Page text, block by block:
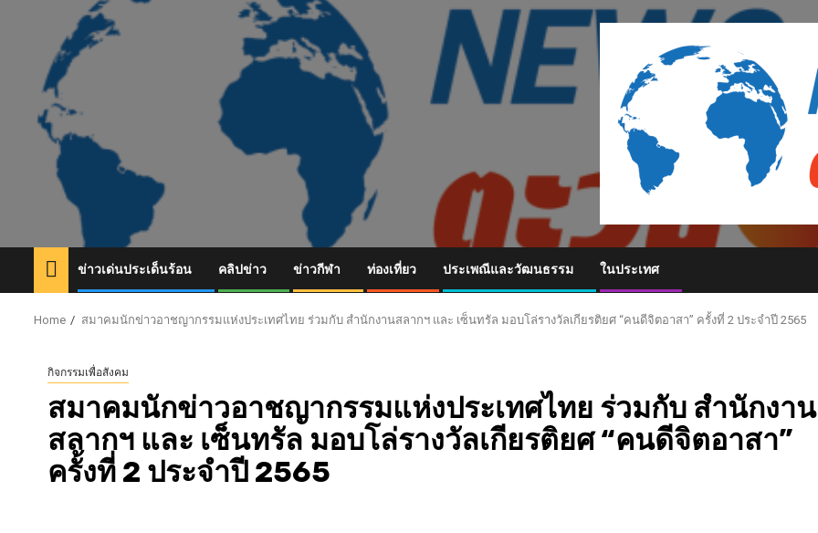
ข่าวเด่นประเด็นร้อน คลิปข่าว ข่าวกีฬา ท่องเที่ยว ประเพณีและวัฒนธรรม ในประเทศ
Home สมาคมนักข่าวอาชญากรรมแห่งประเทศไทย ร่วมกับ สำนักงานสลากฯ และ เซ็นทรัล มอบโล่รางวัลเกียรติยศ “คนดีจิตอาสา” ครั้งที่ 2 ประจำปี 2565
กิจกรรมเพื่อสังคม
สมาคมนักข่าวอาชญากรรมแห่งประเทศไทย ร่วมกับ สำนักงาน
สลากฯ และ เซ็นทรัล มอบโล่รางวัลเกียรติยศ “คนดีจิตอาสา”
ครั้งที่ 2 ประจำปี 2565